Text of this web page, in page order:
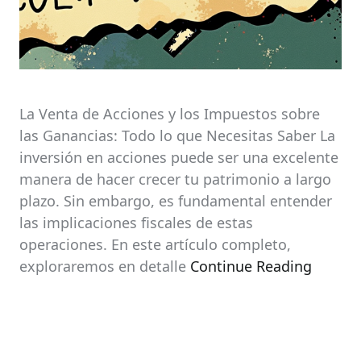
La Venta de Acciones y los Impuestos sobre
las Ganancias: Todo lo que Necesitas Saber La
inversión en acciones puede ser una excelente
manera de hacer crecer tu patrimonio a largo
plazo. Sin embargo, es fundamental entender
las implicaciones fiscales de estas
operaciones. En este artículo completo,
exploraremos en detalle Continue Reading